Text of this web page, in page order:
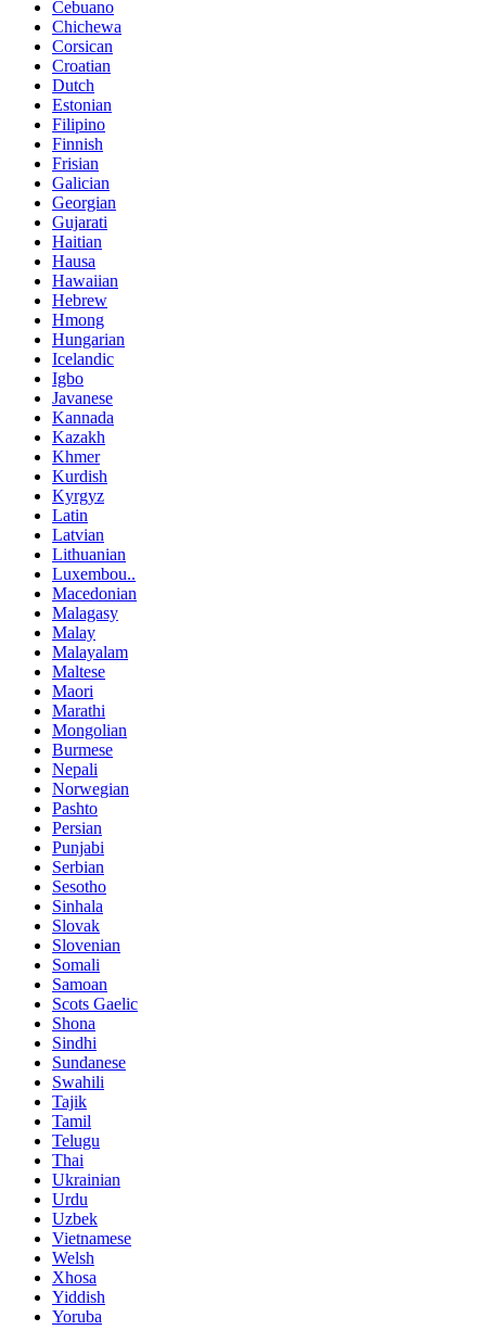
Cebuano
Chichewa
Corsican
Croatian
Dutch
Estonian
Filipino
Finnish
Frisian
Galician
Georgian
Gujarati
Haitian
Hausa
Hawaiian
Hebrew
Hmong
Hungarian
Icelandic
Igbo
Javanese
Kannada
Kazakh
Khmer
Kurdish
Kyrgyz
Latin
Latvian
Lithuanian
Luxembou..
Macedonian
Malagasy
Malay
Malayalam
Maltese
Maori
Marathi
Mongolian
Burmese
Nepali
Norwegian
Pashto
Persian
Punjabi
Serbian
Sesotho
Sinhala
Slovak
Slovenian
Somali
Samoan
Scots Gaelic
Shona
Sindhi
Sundanese
Swahili
Tajik
Tamil
Telugu
Thai
Ukrainian
Urdu
Uzbek
Vietnamese
Welsh
Xhosa
Yiddish
Yoruba